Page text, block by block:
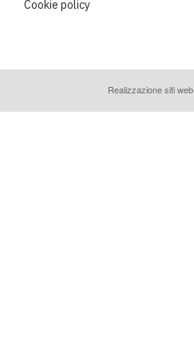
Cookie policy
Realizzazione siti web